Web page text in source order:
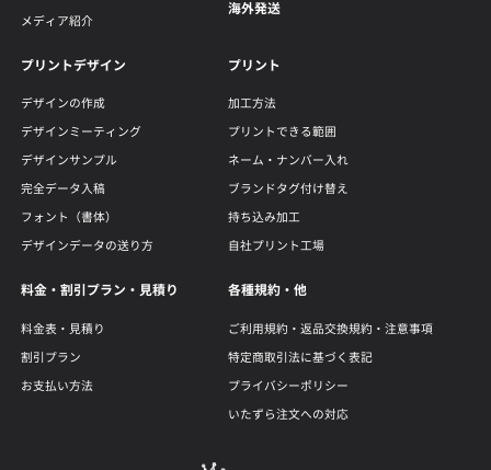
メディア紹介
海外発送
プリントデザイン
デザインの作成
デザインミーティング
デザインサンプル
完全データ入稿
フォント（書体）
デザインデータの送り方
プリント
加工方法
プリントできる範囲
ネーム・ナンバー入れ
ブランドタグ付け替え
持ち込み加工
自社プリント工場
料金・割引プラン・見積り
料金表・見積り
割引プラン
お支払い方法
各種規約・他
ご利用規約・返品交換規約・注意事項
特定商取引法に基づく表記
プライバシーポリシー
いたずら注文への対応